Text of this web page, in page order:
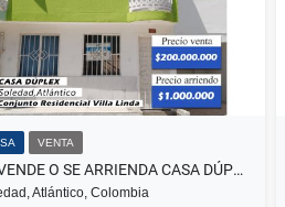
VENTA
SE VENDE O SE ARRIENDA CASA DÚPLEX - CONJUNTO RESIDENCIAL VILLA LINDA
Atlántico, Colombia